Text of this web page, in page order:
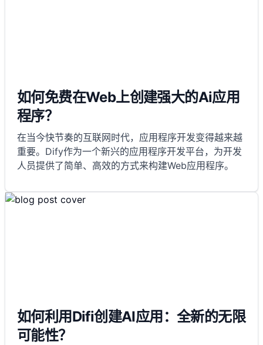
如何免费在Web上创建强大的Ai应用
程序？
在当今快节奏的互联网时代，应用程序开发变得越来越
重要。Dify作为一个新兴的应用程序开发平台，为开发
人员提供了简单、高效的方式来构建Web应用程序。
如何利用Difi创建AI应用：全新的无限
可能性？